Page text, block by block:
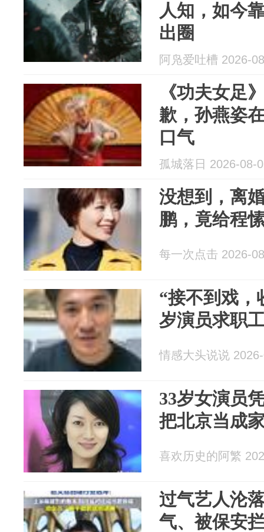
人知，如今
出圈
阿凫爱吐槽 2026-
《功夫女足
歉，孙燕姿
口气
孤城落日 2026-08-
没想到，离
鹏，竟给程
每一次点击 2026-
“接不到戏，
岁演员求职
情感大头说说
33岁女演员
把北京当成
喜欢历史的阿繁
过气艺人沦
气、被保安